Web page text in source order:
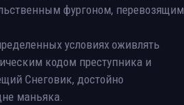
фургоном, перевозящим
условиях оживлять
кодом преступника и
Снеговик, достойно
маньяка.